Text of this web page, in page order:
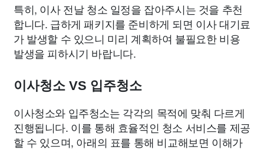
특히, 이사 전날 청소 일정을 잡아주시는 것을 추천
합니다. 급하게 패키지를 준비하게 되면 이사 대기료
가 발생할 수 있으니 미리 계획하여 불필요한 비용
발생을 피하시기 바랍니다.
이사청소 VS 입주청소
이사청소와 입주청소는 각각의 목적에 맞춰 다르게
진행됩니다. 이를 통해 효율적인 청소 서비스를 제공
할 수 있으며, 아래의 표를 통해 비교해보면 이해가